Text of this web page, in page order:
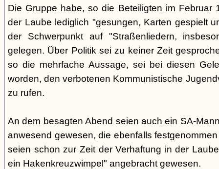
Die Gruppe habe, so die Beteiligten im Februar
der Laube lediglich "gesungen, Karten gespielt
der Schwerpunkt auf "Straßenliedern,
gelegen. Über Politik sei zu keiner Zeit
so die mehrfache Aussage, sei bei diesen
worden, den verbotenen Kommunistische
zu rufen.
An dem besagten Abend seien auch ein SA-
anwesend gewesen, die ebenfalls
seien schon zur Zeit der Verhaftung in der
ein Hakenkreuzwimpel" angebracht gewesen.